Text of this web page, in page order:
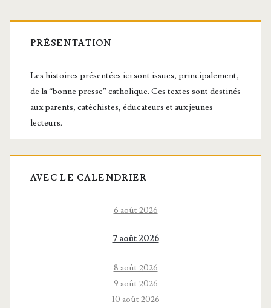
Barre
latérale
principale
PRÉSENTATION
Les histoires présentées ici sont issues, principalement,
de la “bonne presse” catholique. Ces textes sont destinés
aux parents, catéchistes, éducateurs et aux jeunes
lecteurs.
AVEC LE CALENDRIER
6 août 2026
7 août 2026
8 août 2026
9 août 2026
10 août 2026